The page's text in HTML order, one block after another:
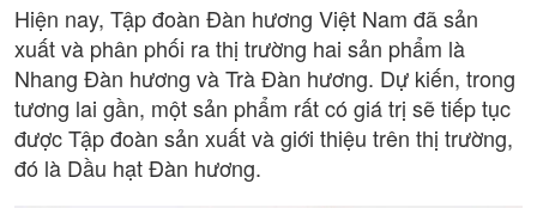
Hiện nay, Tập đoàn Đàn hương Việt Nam đã sản
xuất và phân phối ra thị trường hai sản phẩm là
Nhang Đàn hương và Trà Đàn hương. Dự kiến, trong
tương lai gần, một sản phẩm rất có giá trị sẽ tiếp tục
được Tập đoàn sản xuất và giới thiệu trên thị trường,
đó là Dầu hạt Đàn hương.